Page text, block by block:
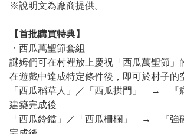
※說明文為廠商提供。
【首批購買特典】
・西瓜萬聖節套組
謎姆們可在村裡放上慶祝「西瓜萬聖節」
在遊戲中達成特定條件後，即可於村子的
「西瓜稻草人」／「西瓜拱門」 → 『
建築完成後
「西瓜鈴鐺」／「西瓜柵欄」 → 『強